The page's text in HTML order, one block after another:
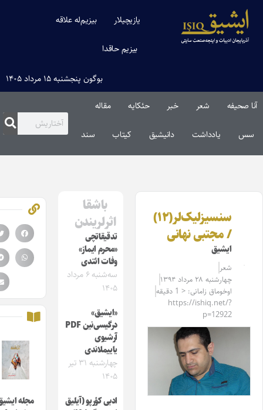
یازیچیلار بیزیم‌له علاقه
بیزیم حاقدا
بوگون پنجشنبه ۱۵ مرداد ۱۴۰۵
صحیفه حئکایه مقاله‌
یادداشت دانیشیق کیتاب
سنسیزلیک‌لر(۱۲)
/ مجتبی نهانی
ایشیق
چهارشنبه ۲۸ مرداد ۱۳۹۴
اوخوماق زامانی: < 1 دقیقه
https://ishiq.net/?
p=12922
باشقا
اثرلریندن
تدقیقاتچی
«محرم ایماز»
وفات ائتدی
سه‌شنبه ۶ مرداد
«ایشیق»
درگیسی‌نین PDF
آرشیوی
یاییملاندی
چهارشنبه ۳۱ تیر
ادبی کؤرپو (آیلیق
مجله ایشیق